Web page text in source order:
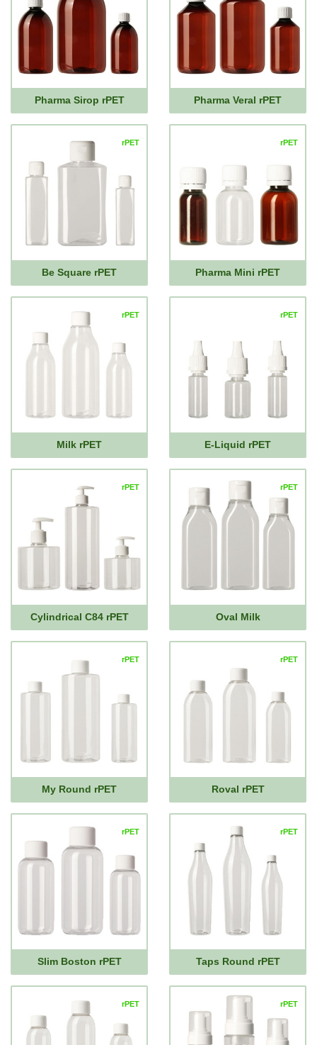
Pharma Sirop rPET Pharma Veral rPET
rPET
Be Square rPET
rPET
Pharma Mini rPET
rPET
Milk rPET
rPET
E-Liquid rPET
rPET
Cylindrical C84 rPET
rPET
Oval Milk
rPET
My Round rPET
rPET
Roval rPET
rPET
Slim Boston rPET
rPET
Taps Round rPET
rPET rPET